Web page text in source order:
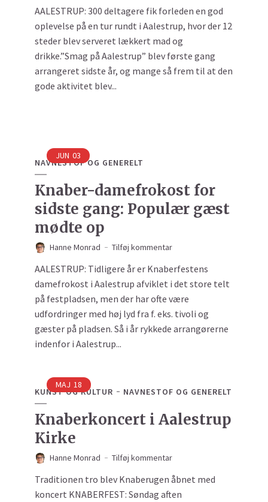
AALESTRUP: 300 deltagere fik forleden en god
oplevelse på en tur rundt i Aalestrup, hvor der 12
steder blev serveret lækkert mad og
drikke.”Smag på Aalestrup” blev første gang
arrangeret sidste år, og mange så frem til at den
gode aktivitet blev...
JUN 03
NAVNESTOF OG GENERELT
Knaber-damefrokost for
sidste gang: Populær gæst
mødte op
Hanne Monrad Tilføj kommentar
AALESTRUP: Tidligere år er Knaberfestens
damefrokost i Aalestrup afviklet i det store telt
på festpladsen, men der har ofte være
udfordringer med høj lyd fra f. eks. tivoli og
gæster på pladsen. Så i år rykkede arrangørerne
indenfor i Aalestrup...
MAJ 18
KUNST OG KULTUR NAVNESTOF OG GENERELT
Knaberkoncert i Aalestrup
Kirke
Hanne Monrad Tilføj kommentar
Traditionen tro blev Knaberugen åbnet med
koncert KNABERFEST: Søndag aften